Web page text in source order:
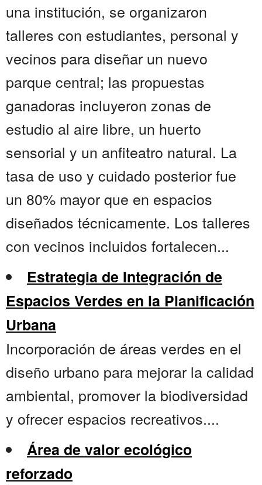
una institución, se organizaron
talleres con estudiantes, personal y
vecinos para diseñar un nuevo
parque central; las propuestas
ganadoras incluyeron zonas de
estudio al aire libre, un huerto
sensorial y un anfiteatro natural. La
tasa de uso y cuidado posterior fue
un 80% mayor que en espacios
diseñados técnicamente. Los talleres
con vecinos incluidos fortalecen...
Estrategia de Integración de
Espacios Verdes en la Planificación
Urbana
Incorporación de áreas verdes en el
diseño urbano para mejorar la calidad
ambiental, promover la biodiversidad
y ofrecer espacios recreativos....
Área de valor ecológico
reforzado